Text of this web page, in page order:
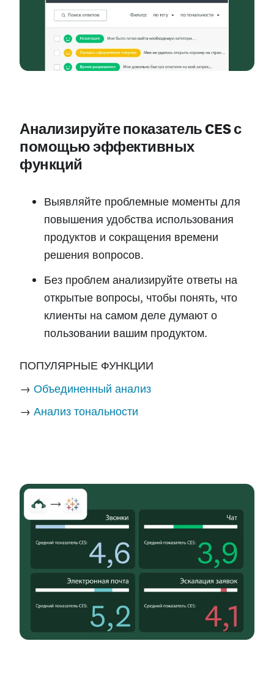
Анализируйте показатель CES с
помощью эффективных
функций
Выявляйте проблемные моменты для
повышения удобства использования
продуктов и сокращения времени
решения вопросов.
Без проблем анализируйте ответы на
открытые вопросы, чтобы понять, что
клиенты на самом деле думают о
пользовании вашим продуктом.
ПОПУЛЯРНЫЕ ФУНКЦИИ
→ Объединенный анализ
→ Анализ тональности